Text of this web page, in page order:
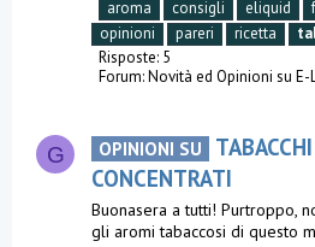
aroma
consigli eliquid
opinioni
pareri ricetta
Risposte: 5
Forum:Novità ed Opinioni su E-
G OPINIONI SU
CONCENTRATI
Buonasera a tutti! Purtroppo,
gli aromi tabaccosi di questo